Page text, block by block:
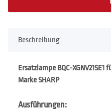
Beschreibung
Ersatzlampe BQC-
Marke SHARP
Ausführungen: